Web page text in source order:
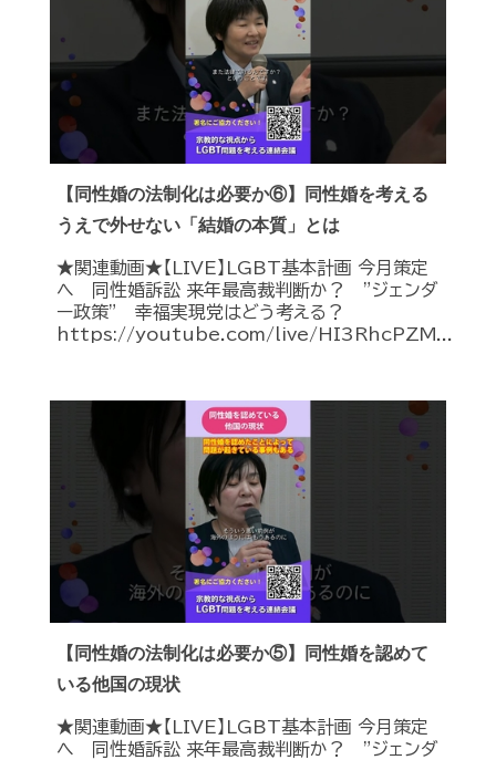
【同性婚の法制化は必要か⑥】同性婚を考える
うえで外せない「結婚の本質」とは
★関連動画★【LIVE】LGBT基本計画 今月策定
へ 同性婚訴訟 来年最高裁判断か？ ”ジェンダ
ー政策” 幸福実現党はどう考える？
https://youtube.com/live/HI3RhcPZM...
【同性婚の法制化は必要か⑤】同性婚を認めて
いる他国の現状
★関連動画★【LIVE】LGBT基本計画 今月策定
へ 同性婚訴訟 来年最高裁判断か？ ”ジェンダ